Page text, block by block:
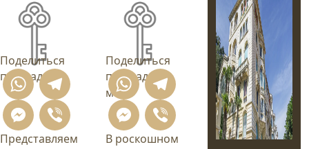
площадь 68
Поделиться
WhatsApp
Telegram
Messenger
Viber
Представляем
площадь 84
м²
Поделиться
WhatsApp
Telegram
Messenger
Viber
В роскошном